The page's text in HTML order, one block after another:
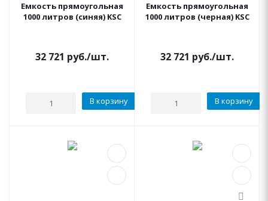
Емкость прямоугольная
1000 литров (синяя) KSC
32 721 руб./шт.
В корзину
Емкость прямоугольная
1000 литров (черная) KSC
32 721 руб./шт.
В корзину